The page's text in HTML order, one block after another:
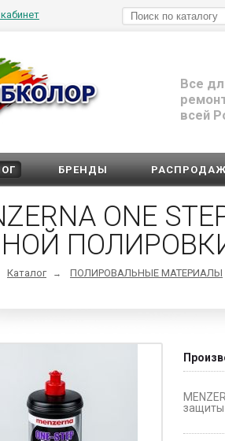
Все
всей
БРЕНДЫ
ONE
Каталог → ПОЛИРОВАЛЬНЫЕ МАТЕРИАЛЫ
защиты